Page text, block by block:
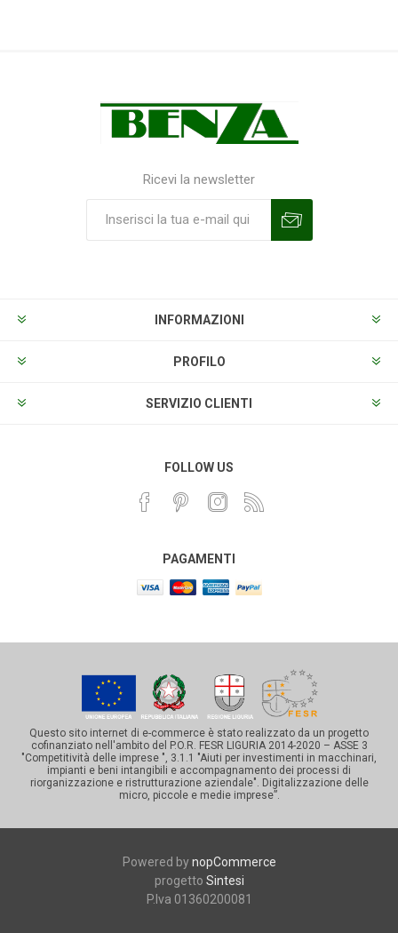
Ricevi la newsletter
INFORMAZIONI
PROFILO
SERVIZIO CLIENTI
FOLLOW US
PAGAMENTI
Questo sito internet di e-commerce è stato realizzato da un progetto
cofinanziato nell'ambito del P.O.R. FESR LIGURIA 2014-2020 – ASSE 3
"Competitività delle imprese ", 3.1.1 "Aiuti per investimenti in macchinari,
impianti e beni intangibili e accompagnamento dei processi di
riorganizzazione e ristrutturazione aziendale". Digitalizzazione delle
micro, piccole e medie imprese”.
Powered bynopCommerce
progetto Sintesi
P.Iva 01360200081